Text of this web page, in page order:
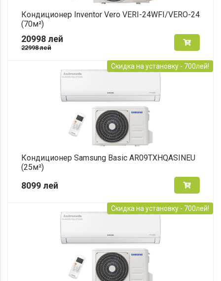
Кондиционер Inventor Vero VERI-24WFI/VERO-24
(70м²)
20998 лей
22998лей
Скидка на установку - 700лей!
Кондиционер Samsung Basic AR09TXHQASINEU
(25м²)
8099 лей
Скидка на установку - 700лей!